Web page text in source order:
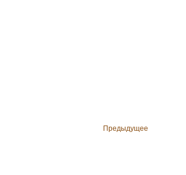
Предыдущее